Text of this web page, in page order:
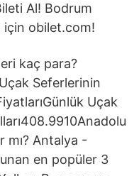
Al! Bodrum
için obilet.com!
kaç para?
Seferlerinin
Uçak
Antalya -
en popüler 3